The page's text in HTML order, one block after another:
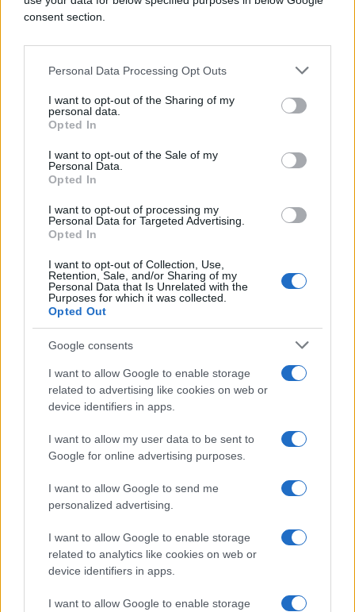
consent section.
Personal Data Processing Opt Outs
I want to opt-out of the Sharing of my
personal data.
Opted In
I want to opt-out of the Sale of my
Personal Data.
Opted In
I want to opt-out of processing my
Personal Data for Targeted Advertising.
Opted In
I want to opt-out of Collection, Use,
Retention, Sale, and/or Sharing of my
Personal Data that Is Unrelated with the
Purposes for which it was collected.
Opted Out
Google consents
I want to allow Google to enable storage
related to advertising like cookies on web or
device identifiers in apps.
I want to allow my user data to be sent to
Google for online advertising purposes.
I want to allow Google to send me
personalized advertising.
I want to allow Google to enable storage
related to analytics like cookies on web or
device identifiers in apps.
I want to allow Google to enable storage
SVIJET
17.07.17. 12:00
Počela prva runda pregovora o uslovima Brexita
Saznaj više
17.07.17. 09:28
Sjevernom Korejom